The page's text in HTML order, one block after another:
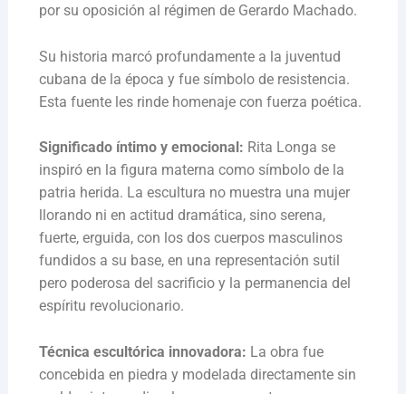
por su oposición al régimen de Gerardo Machado.
Su historia marcó profundamente a la juventud
cubana de la época y fue símbolo de resistencia.
Esta fuente les rinde homenaje con fuerza poética.
Significado íntimo y emocional: Rita Longa se
inspiró en la figura materna como símbolo de la
patria herida. La escultura no muestra una mujer
llorando ni en actitud dramática, sino serena,
fuerte, erguida, con los dos cuerpos masculinos
fundidos a su base, en una representación sutil
pero poderosa del sacrificio y la permanencia del
espíritu revolucionario.
Técnica escultórica innovadora: La obra fue
concebida en piedra y modelada directamente sin